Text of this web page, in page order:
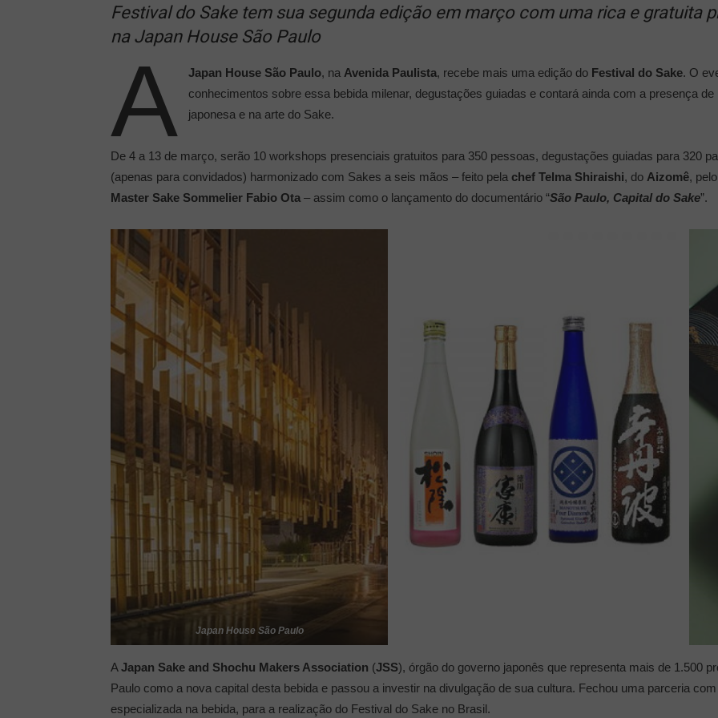
Festival do Sake tem sua segunda edição em março com uma rica e gratuita
na Japan House São Paulo
A Japan House São Paulo, na Avenida Paulista, recebe mais uma edição do Festival do Sake. O
conhecimentos sobre essa bebida milenar, degustações guiadas e contará ainda com a presença
japonesa e na arte do Sake.
De 4 a 13 de março, serão 10 workshops presenciais gratuitos para 350 pessoas, degustações guiadas para 320
(apenas para convidados) harmonizado com Sakes a seis mãos – feito pela chef Telma Shiraishi, do Aizomê,
Master Sake Sommelier Fabio Ota – assim como o lançamento do documentário “São Paulo, Capital do Sake”.
Japan House São Paulo
AJapan Sake and Shochu Makers Association (JSS), órgão do governo japonês que representa mais de 1.500
Paulo como a nova capital desta bebida e passou a investir na divulgação de sua cultura. Fechou uma parceria
especializada na bebida, para a realização do Festival do Sake no Brasil.